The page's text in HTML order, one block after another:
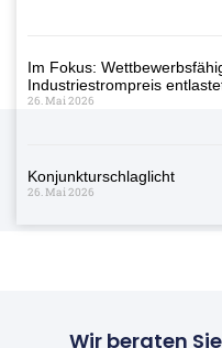
Im Fokus:
Industriestrompreis
26. Mai 2026
Konjunkturschlaglicht
26. Mai 2026
Wir beraten